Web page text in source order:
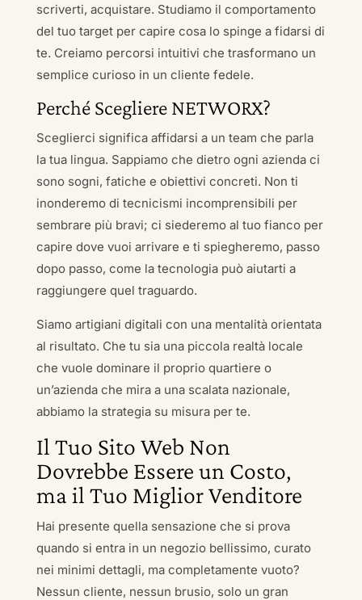
scriverti, acquistare. Studiamo il comportamento
del tuo target per capire cosa lo spinge a fidarsi di
te. Creiamo percorsi intuitivi che trasformano un
semplice curioso in un cliente fedele.
Perché Scegliere NETWORX?
Sceglierci significa affidarsi a un team che parla
la tua lingua. Sappiamo che dietro ogni azienda ci
sono sogni, fatiche e obiettivi concreti. Non ti
inonderemo di tecnicismi incomprensibili per
sembrare più bravi; ci siederemo al tuo fianco per
capire dove vuoi arrivare e ti spiegheremo, passo
dopo passo, come la tecnologia può aiutarti a
raggiungere quel traguardo.
Siamo artigiani digitali con una mentalità orientata
al risultato. Che tu sia una piccola realtà locale
che vuole dominare il proprio quartiere o
un’azienda che mira a una scalata nazionale,
abbiamo la strategia su misura per te.
Il Tuo Sito Web Non
Dovrebbe Essere un Costo,
ma il Tuo Miglior Venditore
Hai presente quella sensazione che si prova
quando si entra in un negozio bellissimo, curato
nei minimi dettagli, ma completamente vuoto?
Nessun cliente, nessun brusio, solo un gran